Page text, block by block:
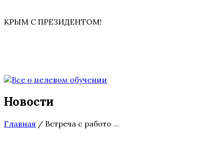
КРЫМ С ПРЕЗИДЕНТОМ!
Новости
Главная / Встреча с работо ...